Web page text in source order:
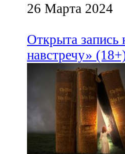
26 Марта 2024
Открыта запись
навстречу»